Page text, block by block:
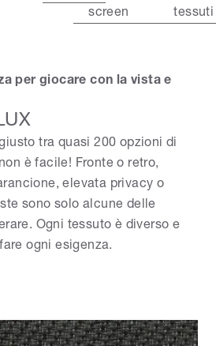
screen
tessuti
per giocare con la vista e
tra quasi 200 opzioni di
è facile! Fronte o retro,
elevata privacy o
sono solo alcune delle
Ogni tessuto è diverso e
ogni esigenza.